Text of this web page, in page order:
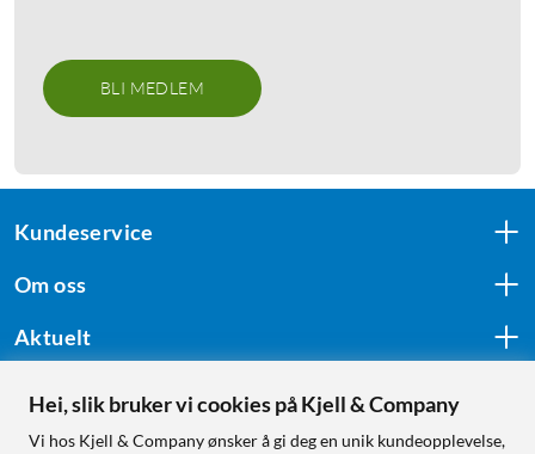
BLI MEDLEM
Kundeservice
Om oss
Aktuelt
Følg oss
Hei, slik bruker vi cookies på Kjell & Company
Vi hos Kjell & Company ønsker å gi deg en unik kundeopplevelse,